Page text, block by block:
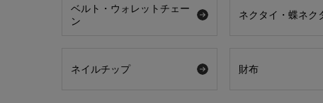
ベルト・ウォレットチェー
ン
ネクタイ・蝶ネク
ネイルチップ 財布